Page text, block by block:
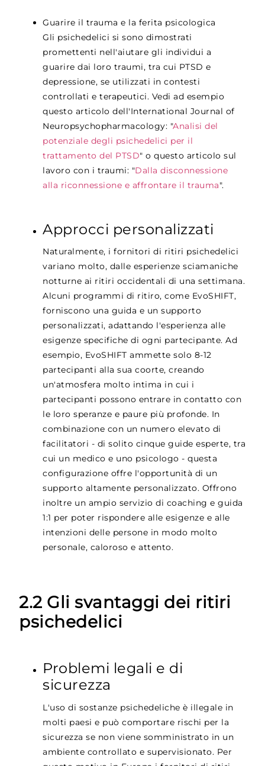
Guarire il trauma e la ferita psicologica
Gli psichedelici si sono dimostrati
promettenti nell'aiutare gli individui a
guarire dai loro traumi, tra cui PTSD e
depressione, se utilizzati in contesti
controllati e terapeutici. Vedi ad esempio
questo articolo dell'International Journal of
Neuropsychopharmacology: "Analisi del
potenziale degli psichedelici per il
trattamento del PTSD" o questo articolo sul
lavoro con i traumi: "Dalla disconnessione
alla riconnessione e affrontare il trauma".
Approcci personalizzati
Naturalmente, i fornitori di ritiri psichedelici
variano molto, dalle esperienze sciamaniche
notturne ai ritiri occidentali di una settimana.
Alcuni programmi di ritiro, come EvoSHIFT,
forniscono una guida e un supporto
personalizzati, adattando l'esperienza alle
esigenze specifiche di ogni partecipante. Ad
esempio, EvoSHIFT ammette solo 8-12
partecipanti alla sua coorte, creando
un'atmosfera molto intima in cui i
partecipanti possono entrare in contatto con
le loro speranze e paure più profonde. In
combinazione con un numero elevato di
facilitatori - di solito cinque guide esperte, tra
cui un medico e uno psicologo - questa
configurazione offre l'opportunità di un
supporto altamente personalizzato. Offrono
inoltre un ampio servizio di coaching e guida
1:1 per poter rispondere alle esigenze e alle
intenzioni delle persone in modo molto
personale, caloroso e attento.
2.2 Gli svantaggi dei ritiri
psichedelici
Problemi legali e di
sicurezza
L'uso di sostanze psichedeliche è illegale in
molti paesi e può comportare rischi per la
sicurezza se non viene somministrato in un
ambiente controllato e supervisionato. Per